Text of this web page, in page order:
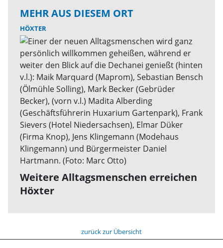
MEHR AUS DIESEM ORT
HÖXTER
Weitere Alltagsmenschen erreichen
Höxter
zurück zur Übersicht